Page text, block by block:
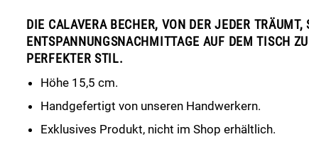
DIE CALAVERA BECHER, VON DER JEDER TRÄUMT,
ENTSPANNUNGSNACHMITTAGE AUF DEM TISCH
PERFEKTER STIL.
Höhe 15,5 cm.
Handgefertigt von unseren Handwerkern.
Exklusives Produkt, nicht im Shop erhältlich.